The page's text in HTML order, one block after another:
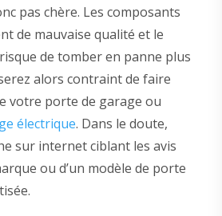
pas chère. Les composants
de mauvaise qualité et le
de tomber en panne plus
alors contraint de faire
votre porte de garage ou
électrique. Dans le doute,
sur internet ciblant les avis
ou d’un modèle de porte